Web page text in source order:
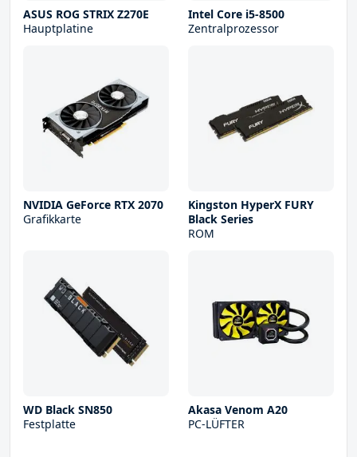
ASUS ROG STRIX Z270E
Hauptplatine
Intel Core i5-8500
Zentralprozessor
NVIDIA GeForce RTX 2070
Grafikkarte
Kingston HyperX FURY
Black Series
ROM
WD Black SN850
Festplatte
Akasa Venom A20
PC-LÜFTER